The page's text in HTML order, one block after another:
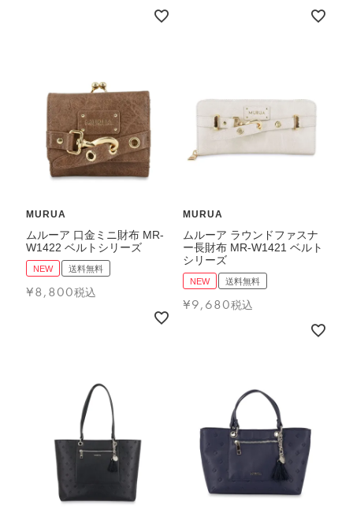
TOPICS
FEATURE
会社特典
ご利用ガイド
プライバシーポリシー
MURUA
ムルーア 口金ミニ財布 MR-
W1422 ベルトシリーズ
NEW 送料無料
¥8,800税込
MURUA
ムルーア ラウンドファスナ
ー長財布 MR-W1421 ベルト
シリーズ
NEW 送料無料
¥9,680税込